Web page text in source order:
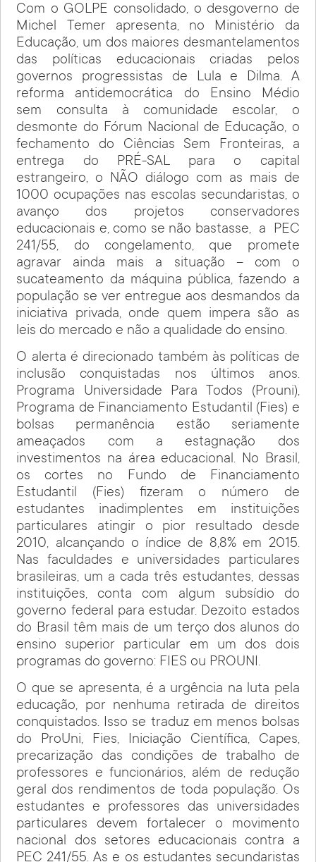
Com o GOLPE consolidado, o desgoverno de
Michel Temer apresenta, no Ministério da
Educação, um dos maiores desmantelamentos
das políticas educacionais criadas pelos
governos progressistas de Lula e Dilma. A
reforma antidemocrática do Ensino Médio
sem consulta à comunidade escolar, o
desmonte do Fórum Nacional de Educação, o
fechamento do Ciências Sem Fronteiras, a
entrega do PRÉ-SAL para o capital
estrangeiro, o NÃO diálogo com as mais de
1000 ocupações nas escolas secundaristas, o
avanço dos projetos conservadores
educacionais e, como se não bastasse, a PEC
241/55, do congelamento, que promete
agravar ainda mais a situação – com o
sucateamento da máquina pública, fazendo a
população se ver entregue aos desmandos da
iniciativa privada, onde quem impera são as
leis do mercado e não a qualidade do ensino.
O alerta é direcionado também às políticas de
inclusão conquistadas nos últimos anos.
Programa Universidade Para Todos (Prouni),
Programa de Financiamento Estudantil (Fies) e
bolsas permanência estão seriamente
ameaçados com a estagnação dos
investimentos na área educacional. No Brasil,
os cortes no Fundo de Financiamento
Estudantil (Fies) fizeram o número de
estudantes inadimplentes em instituições
particulares atingir o pior resultado desde
2010, alcançando o índice de 8,8% em 2015.
Nas faculdades e universidades particulares
brasileiras, um a cada três estudantes, dessas
instituições, conta com algum subsídio do
governo federal para estudar. Dezoito estados
do Brasil têm mais de um terço dos alunos do
ensino superior particular em um dos dois
programas do governo: FIES ou PROUNI.
O que se apresenta, é a urgência na luta pela
educação, por nenhuma retirada de direitos
conquistados. Isso se traduz em menos bolsas
do ProUni, Fies, Iniciação Científica, Capes,
precarização das condições de trabalho de
professores e funcionários, além de redução
geral dos rendimentos de toda população. Os
estudantes e professores das universidades
particulares devem fortalecer o movimento
nacional dos setores educacionais contra a
PEC 241/55. As e os estudantes secundaristas